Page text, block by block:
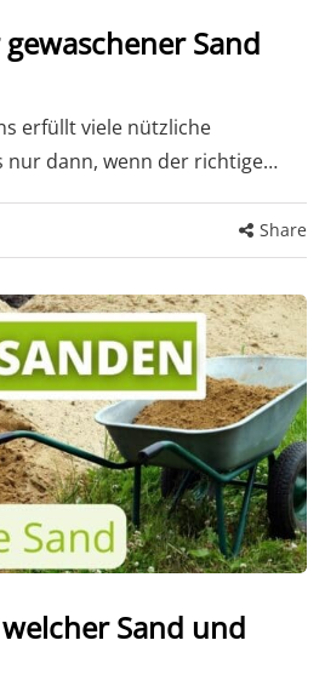
Sand
erfüllt viele nützliche
nur dann, wenn der richtige…
Share
Sand und